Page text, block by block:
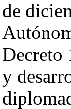
de
Decreto
y